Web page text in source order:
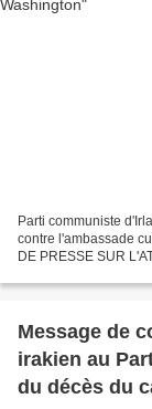
Parti communiste
contre l'ambassade
DE PRESSE SUR
Message de
irakien au
du décès du